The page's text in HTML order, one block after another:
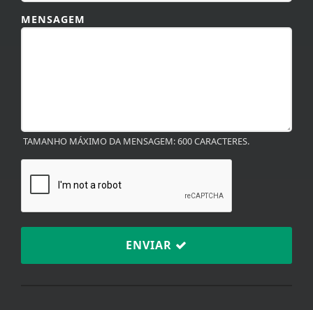
MENSAGEM
TAMANHO MÁXIMO DA MENSAGEM: 600 CARACTERES.
ENVIAR